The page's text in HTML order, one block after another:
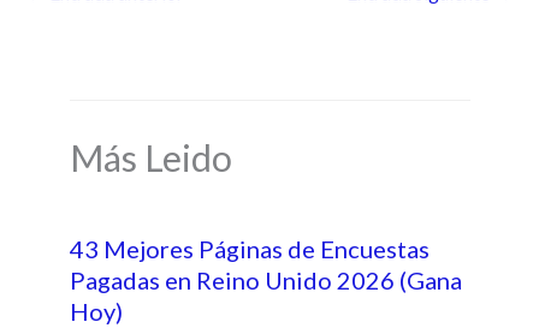
Más Leido
43 Mejores Páginas de Encuestas
Pagadas en Reino Unido 2026 (Gana
Hoy)